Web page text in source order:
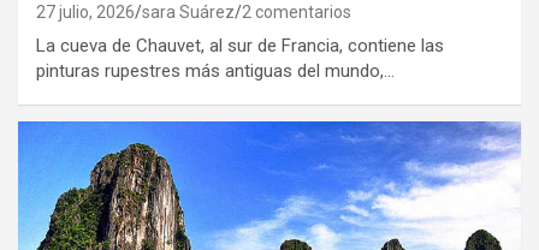
27 julio, 2026 sara Suárez 2 comentarios
La cueva de Chauvet, al sur de Francia, contiene las
pinturas rupestres más antiguas del mundo,…